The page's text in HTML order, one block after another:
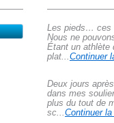
Les pieds… ces
Nous ne
Étant un athlète
plat...Continuer
Deux jours
dans mes
plus du tout de
sc...Continuer